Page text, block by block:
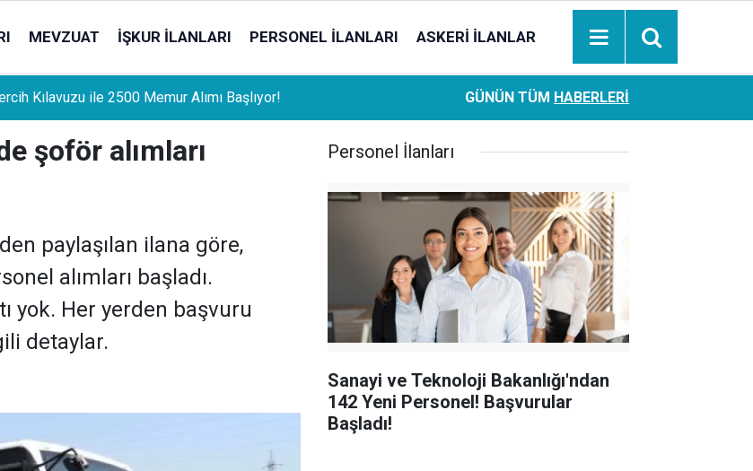
MEVZUAT İŞKUR İLANLARI PERSONEL İLANLARI ASKERI İLANLAR
İçin Önemli Gelişme: Stopaj Oranları Artıyor!
Ziraat Bankası başvuran emeklilere hemen ödeme
hesaplara geçiyor
GÜNÜN TÜM HABERLERI
şoför alımları
paylaşılan ilana göre,
alımları başladı.
yok. Her yerden başvuru
detaylar.
Personel İlanları
Sanayi ve Teknoloji Bakanlığı'ndan
142 Yeni Personel! Başvurular
Başladı!